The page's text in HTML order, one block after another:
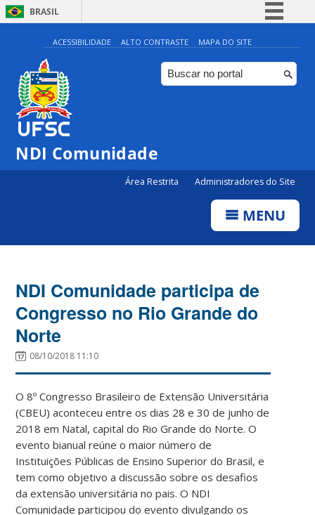
BRASIL
Simplifique!
Comunica BR
Participe
ACESSIBILIDADE ALTO CONTRASTE MAPA DO SITE
NDI Comunidade
Área Restrita Administradores do Site
MENU
NDI Comunidade participa de
Congresso no Rio Grande do
Norte
08/10/2018 11:10
O 8º Congresso Brasileiro de Extensão Universitária
(CBEU) aconteceu entre os dias 28 e 30 de junho de
2018 em Natal, capital do Rio Grande do Norte. O
evento bianual reúne o maior número de
Instituições Públicas de Ensino Superior do Brasil, e
tem como objetivo a discussão sobre os desafios
da extensão universitária no pais. O NDI
Comunidade participou do evento divulgando os